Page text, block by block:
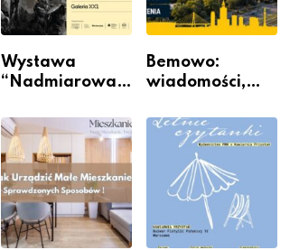
Wystawa
“Nadmiarowa
w Galerii XX1
Bemowo:
wiadomości,
wydarzenia z
dzielnicy